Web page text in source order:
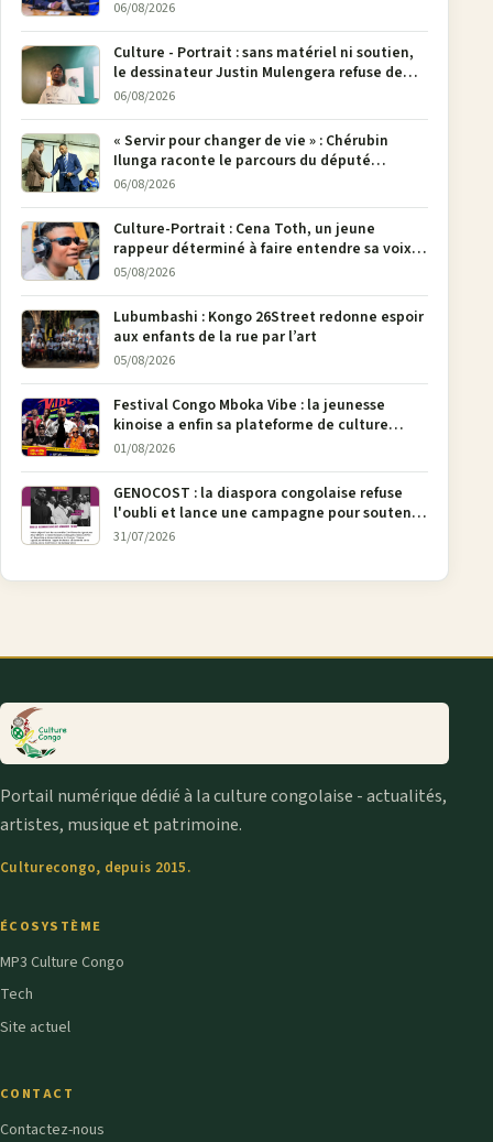
M23
06/08/2026
Culture - Portrait : sans matériel ni soutien,
le dessinateur Justin Mulengera refuse de
poser son crayon
06/08/2026
« Servir pour changer de vie » : Chérubin
Ilunga raconte le parcours du député
national Jethro Muyombi Tshimbu en 137
06/08/2026
Culture-Portrait : Cena Toth, un jeune
rappeur déterminé à faire entendre sa voix à
Bunia
05/08/2026
Lubumbashi : Kongo 26Street redonne espoir
aux enfants de la rue par l’art
05/08/2026
Festival Congo Mboka Vibe : la jeunesse
kinoise a enfin sa plateforme de culture
urbaine
01/08/2026
GENOCOST : la diaspora congolaise refuse
l'oubli et lance une campagne pour soutenir
la pétition FONAREV depuis Bruxelles
31/07/2026
Portail numérique dédié à la culture congolaise - actualités,
artistes, musique et patrimoine.
Culturecongo, depuis 2015.
ÉCOSYSTÈME
MP3 Culture Congo
Tech
Site actuel
CONTACT
Contactez-nous